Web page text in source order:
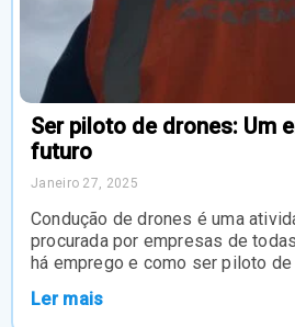
Ser piloto de drones: Um
futuro
Janeiro 27, 2025
Condução de drones é uma
procurada por empresas de
há emprego e como ser piloto de
Ler mais